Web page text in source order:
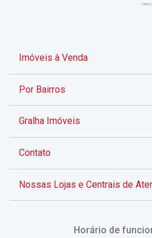
Imóveis à Venda
Por Bairros
Gralha Imóveis
Contato
Nossas Lojas e Centrais de
Horário de